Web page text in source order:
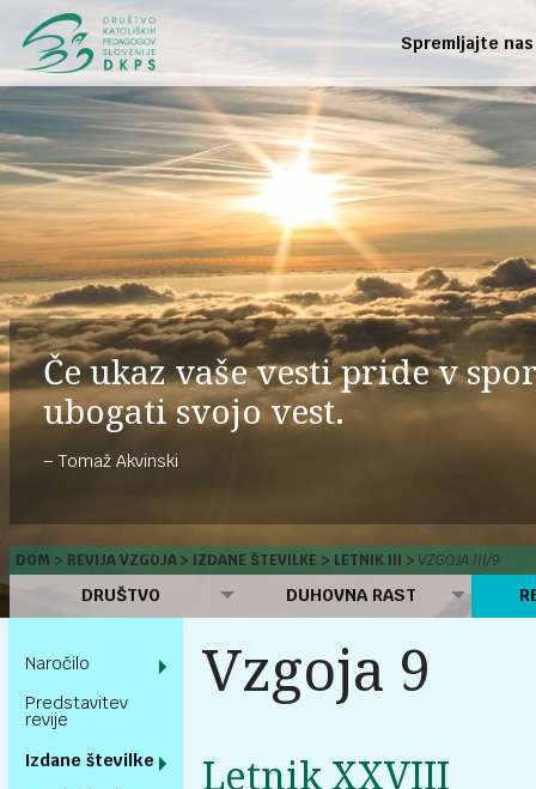
Spremljajte nas
Če ukaz vaše vesti pride v
ubogati svojo vest.
Tomaž Akvinski
DOM REVIJA VZGOJA IZDANE ŠTEVILKE LETNIK III VZGOJA III/9
DRUŠTVO DUHOVNA RAST
Naročilo
Predstavitev
revije
Izdane številke
Vzgoja 9
Letnik XXVIII